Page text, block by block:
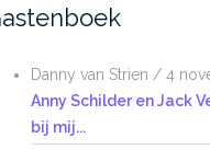
Danny van Strien / 4
Anny Schilder en Jack
bij mij...